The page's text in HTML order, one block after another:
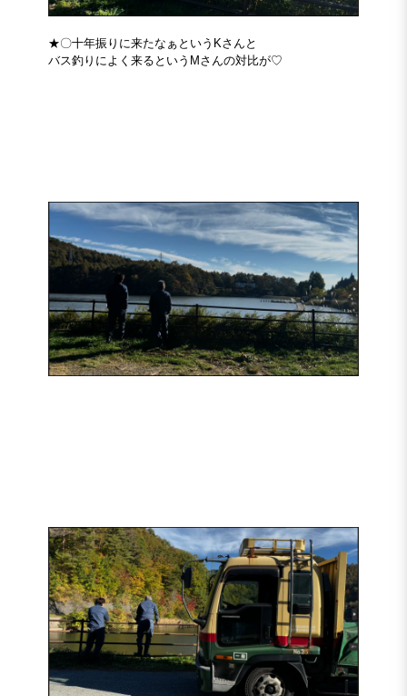
★〇十年振りに来たなぁというKさんと
バス釣りによく来るというMさんの対比が♡